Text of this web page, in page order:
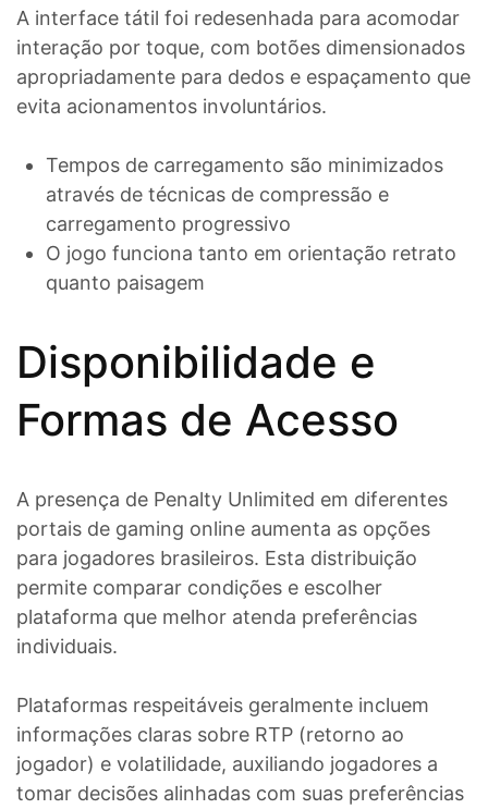
A interface tátil foi redesenhada para acomodar
interação por toque, com botões dimensionados
apropriadamente para dedos e espaçamento que
evita acionamentos involuntários.
Tempos de carregamento são minimizados
através de técnicas de compressão e
carregamento progressivo
O jogo funciona tanto em orientação retrato
quanto paisagem
Disponibilidade e
Formas de Acesso
A presença de Penalty Unlimited em diferentes
portais de gaming online aumenta as opções
para jogadores brasileiros. Esta distribuição
permite comparar condições e escolher
plataforma que melhor atenda preferências
individuais.
Plataformas respeitáveis geralmente incluem
informações claras sobre RTP (retorno ao
jogador) e volatilidade, auxiliando jogadores a
tomar decisões alinhadas com suas preferências